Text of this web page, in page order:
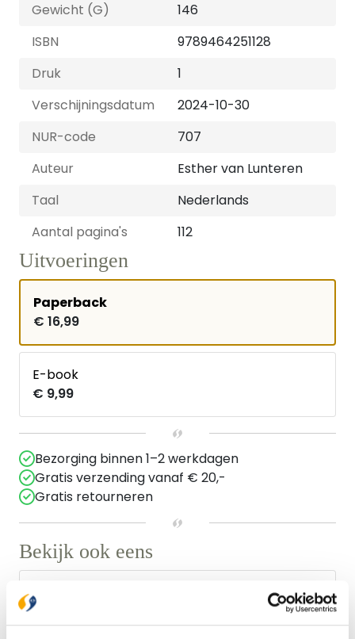
Gewicht (G)
146
ISBN
9789464251128
Druk
1
Verschijningsdatum
2024-10-30
NUR-code
707
Auteur
Esther van Lunteren
Taal
Nederlands
Aantal pagina's
112
Uitvoeringen
Paperback
€ 16,99
E-book
€ 9,99
Bezorging binnen 1–2 werkdagen
Gratis verzending vanaf € 20,-
Gratis retourneren
Bekijk ook eens